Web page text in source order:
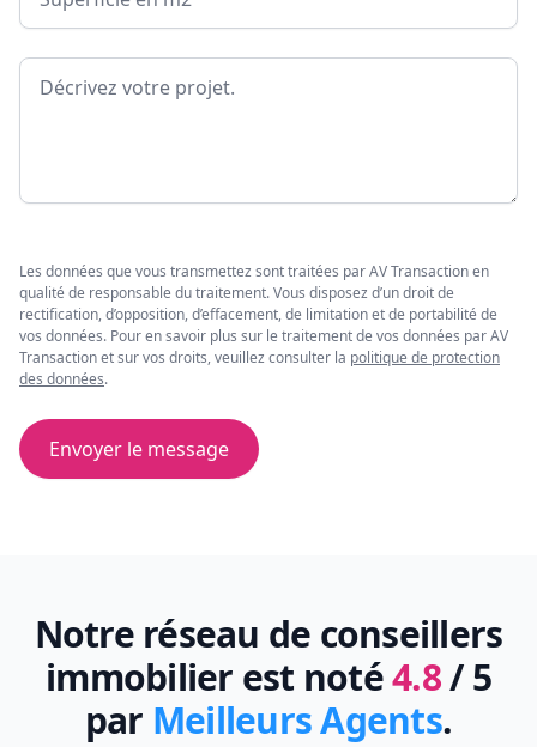
Message
Les données que vous transmettez sont traitées par AV Transaction en
qualité de responsable du traitement. Vous disposez d’un droit de
rectification, d’opposition, d’effacement, de limitation et de portabilité de
vos données. Pour en savoir plus sur le traitement de vos données par AV
Transaction et sur vos droits, veuillez consulter la politique de protection
des données.
Envoyer le message
Notre réseau de conseillers
immobilier est noté4.8/ 5
par Meilleurs Agents.